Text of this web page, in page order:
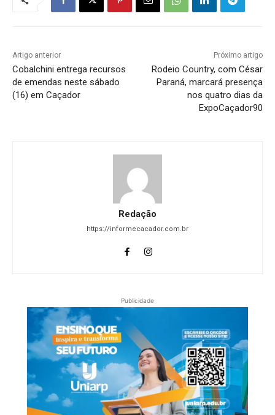
Artigo anterior
Cobalchini entrega recursos
de emendas neste sábado
(16) em Caçador
Próximo artigo
Rodeio Country, com César
Paraná, marcará presença
nos quatro dias da
ExpoCaçador90
Redação
https://informecacador.com.br
Publicidade